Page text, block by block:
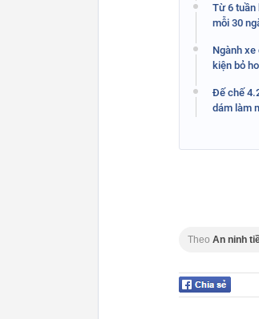
Từ 6 tuần
mỗi 30
Ngành
kiện bỏ
Đế chế
dám làm
Theo An ninh